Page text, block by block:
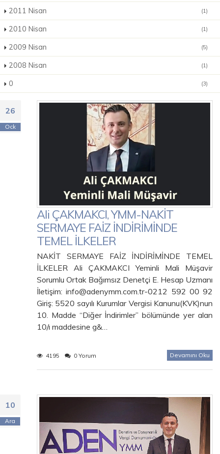
2011 Nisan (1)
2010 Nisan (1)
2009 Nisan (5)
2008 Nisan (1)
0 (3)
26
Ock
Ali ÇAKMAKCI, YMM-NAKİT
SERMAYE FAİZ İNDİRİMİNDE
TEMEL İLKELER
NAKİT SERMAYE FAİZ İNDİRİMİNDE TEMEL
İLKELER Ali ÇAKMAKCI Yeminli Mali Müşavir
Sorumlu Ortak Bağımsız Denetçi E. Hesap Uzmanı
İletişim: info@adenymm.com.tr-0212 592 00 92
Giriş: 5520 sayılı Kurumlar Vergisi Kanunu(KVK)nun
10. Madde “Diğer İndirimler” bölümünde yer alan
10/ı maddesine g&…
4195 0 Yorum Devamını Oku
10
Ara